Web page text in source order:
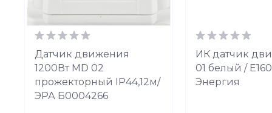
Датчик движения
1200Вт MD 02
прожекторный IP44,12м/
ЭРА Б0004266
ИК датчик
01 белый /
Энергия